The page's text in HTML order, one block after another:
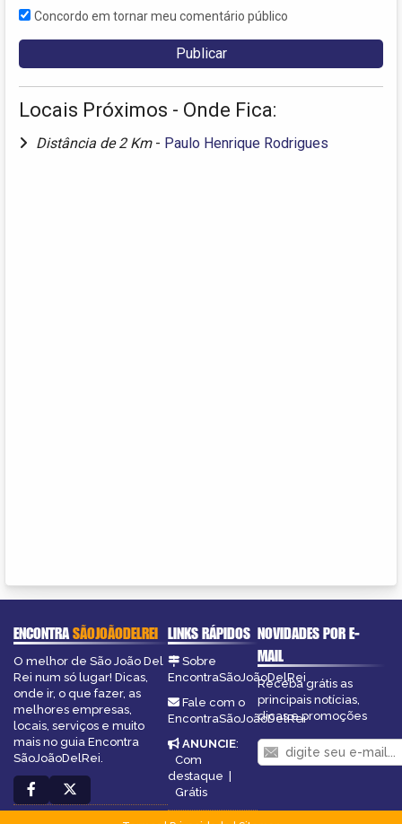
Concordo em tornar meu comentário público
Locais Próximos - Onde Fica:
Distância de 2 Km - Paulo Henrique Rodrigues
ENCONTRASÃOJOÃODELREI
O melhor de São João Del
Rei num só lugar! Dicas,
onde ir, o que fazer, as
melhores empresas,
locais, serviços e muito
mais no guia Encontra
SãoJoãoDelRei.
LINKS RÁPIDOS
Sobre
EncontraSãoJoãoDelRei
Fale com o
EncontraSãoJoãoDelRei
ANUNCIE:
Com
destaque |
Grátis
NOVIDADES POR E-
MAIL
Receba grátis as
principais notícias,
dicas e promoções